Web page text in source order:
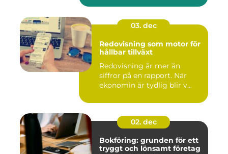
03. dec
Redovisning som motor för
hållbar tillväxt
Redovisning är mer än
siffror på en rapport. När
ekonomin är tydlig blir v...
02. dec
Bokföring: grunden för ett
tryggt och lönsamt företag